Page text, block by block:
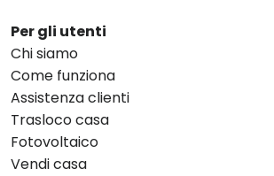
Per gli utenti
Chi siamo
Come funziona
Assistenza clienti
Trasloco casa
Fotovoltaico
Vendi casa